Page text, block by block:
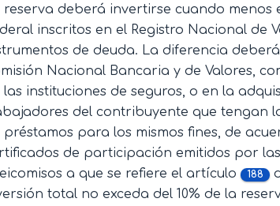
reserva deberá invertirse cuando menos
inscritos en el Registro Nacional de
de deuda. La diferencia
Nacional Bancaria y de Valores,
las instituciones de seguros, o en la
del contribuyente que tengan
préstamos para los mismos fines, de
de participación emitidos por
a que se refiere el artículo
188
total no exceda del 10% de la